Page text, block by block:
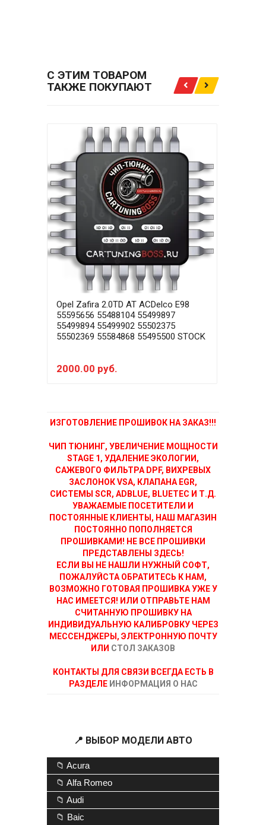
С ЭТИМ ТОВАРОМ
ТАКЖЕ ПОКУПАЮТ
Opel Zafira 2.0TD AT ACDelco E98
55595656 55488104 55499897
55499894 55499902 55502375
55502369 55584868 55495500 STOCK
2000.00 руб.
ИЗГОТОВЛЕНИЕ ПРОШИВОК НА ЗАКАЗ!!!
ЧИП ТЮНИНГ, УВЕЛИЧЕНИЕ МОЩНОСТИ
STAGE 1, УДАЛЕНИЕ ЭКОЛОГИИ,
САЖЕВОГО ФИЛЬТРА DPF, ВИХРЕВЫХ
ЗАСЛОНОК VSA, КЛАПАНА EGR,
СИСТЕМЫ SCR, ADBLUE, BLUETEC И Т.Д.
УВАЖАЕМЫЕ ПОСЕТИТЕЛИ И
ПОСТОЯННЫЕ КЛИЕНТЫ, НАШ МАГАЗИН
ПОСТОЯННО ПОПОЛНЯЕТСЯ
ПРОШИВКАМИ! НЕ ВСЕ ПРОШИВКИ
ПРЕДСТАВЛЕНЫ ЗДЕСЬ!
ЕСЛИ ВЫ НЕ НАШЛИ НУЖНЫЙ СОФТ,
ПОЖАЛУЙСТА ОБРАТИТЕСЬ К НАМ,
ВОЗМОЖНО ГОТОВАЯ ПРОШИВКА УЖЕ У
НАС ИМЕЕТСЯ! ИЛИ ОТПРАВЬТЕ НАМ
СЧИТАННУЮ ПРОШИВКУ НА
ИНДИВИДУАЛЬНУЮ КАЛИБРОВКУ ЧЕРЕЗ
МЕССЕНДЖЕРЫ, ЭЛЕКТРОННУЮ ПОЧТУ
ИЛИ СТОЛ ЗАКАЗОВ
КОНТАКТЫ ДЛЯ СВЯЗИ ВСЕГДА ЕСТЬ В
РАЗДЕЛЕ ИНФОРМАЦИЯ О НАС
📍 ВЫБОР МОДЕЛИ АВТО
📁 Acura
📁 Alfa Romeo
📁 Audi
📁 Baic